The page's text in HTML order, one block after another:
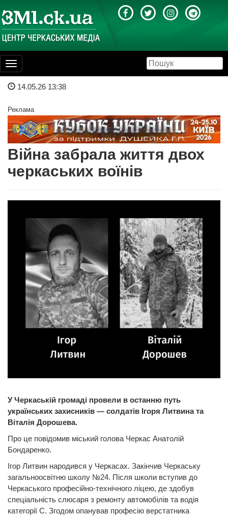
Toggle
navigation
14.05.26 13:38
Реклама
Війна забрала життя двох
черкаських воїнів
У Черкаській громаді провели в останню путь
українських захисників — солдатів Ігоря Литвина та
Віталія Дорошева.
Про це повідомив міський голова Черкас Анатолій
Бондаренко.
Ігор Литвин народився у Черкасах. Закінчив Черкаську
загальноосвітню школу №24. Після школи вступив до
Черкаського професійно-технічного ліцею, де здобув
спеціальність слюсаря з ремонту автомобілів та водія
категорії С. Згодом опанував професію верстатника